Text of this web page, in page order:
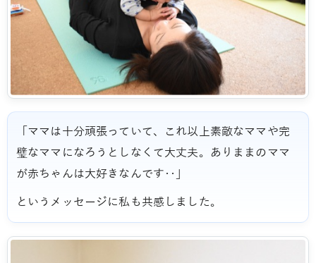
「ママは十分頑張っていて、これ以上素敵なママや完
璧なママになろうとしなくて大丈夫。ありままのママ
が赤ちゃんは大好きなんです‥」
というメッセージに私も共感しました。